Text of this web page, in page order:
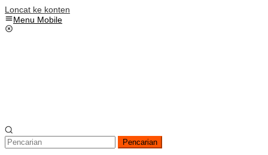
Loncat ke konten
Menu Mobile
Pencarian